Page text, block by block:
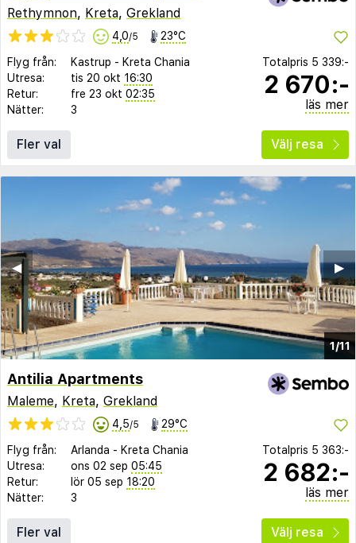
Rethymnon, Kreta, Grekland
4,0/5 23°C
Flyg från: Kastrup - Kreta Chania
Utresa:
tis 20 okt 16:30
Retur:
fre 23 okt 02:35
Nätter:
3
Totalpris 5 339:-
2 670:-
läs mer
Fler val Välj resa
1/11
▶︎
◀︎
Antilia Apartments
Maleme, Kreta, Grekland
4,5/5 29°C
Flyg från: Arlanda - Kreta Chania
Utresa:
ons 02 sep 05:45
Retur:
lör 05 sep 18:20
Nätter:
3
Totalpris 5 363:-
2 682:-
läs mer
Fler val Välj resa